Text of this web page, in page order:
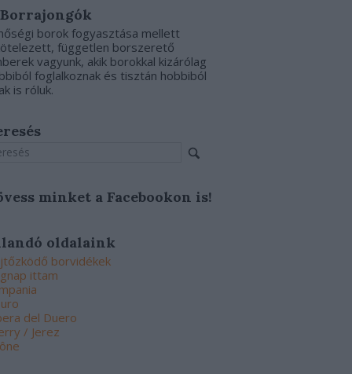
borok fogyasztása mellett
független borszerető
vagyunk, akik borokkal kizárólag
foglalkoznak és tisztán hobbiból
is róluk.
minket a Facebookon is!
oldalaink
borvidékek
ittam
del Duero
/ Jerez